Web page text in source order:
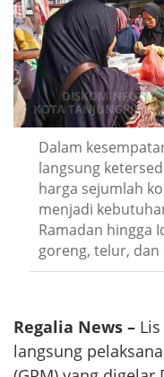
Dalam
langsung
harga sejumlah
menjadi
Ramadan hingga
goreng, telur, dan
Regalia News –
langsung